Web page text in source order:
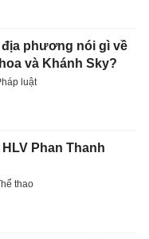
địa phương nói gì về
và Khánh Sky?
luật
Phan Thanh
thao